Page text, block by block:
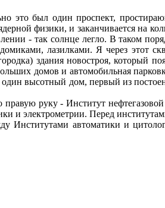
это был один проспект,
физики, и заканчивается на
- так солнце легло. В таком
лазилками. Я через этот
здания новостроя, который
домов и автомобильная
один высотный дом, первый из
руку - Институт
электрометрии. Перед
Институтами автоматики и